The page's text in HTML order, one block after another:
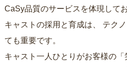
CaSy品質のサービスを体現して
キャストの採用と育成は、
ても重要です。
キャスト一人ひとりがお客様の